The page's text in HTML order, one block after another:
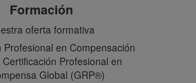
Formación
oferta formativa
Profesional en Compensación
Profesional en
Global (GRP®)